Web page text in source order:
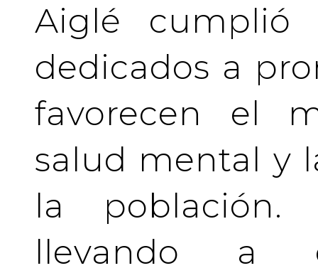
Aiglé
dedicados a
favorecen el
salud mental y
la población.
llevando a